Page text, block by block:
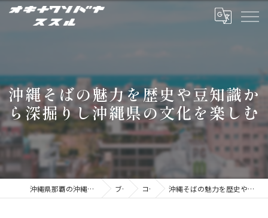
沖縄そばの魅力を歴史や豆知識か
ら深掘りし沖縄県の文化を楽しむ
沖縄県那覇の沖縄そばならオキナワソバヤ ススル ブログ コラム 沖縄そばの魅力を歴史や豆知識から深掘りし沖縄県の文化を楽しむ